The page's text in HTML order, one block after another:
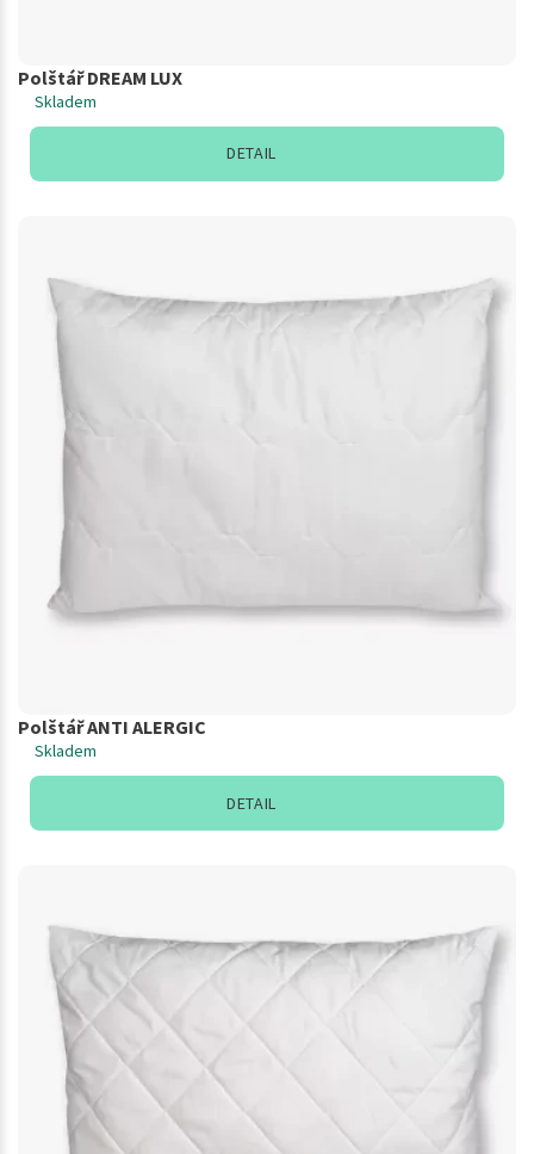
Polštář DREAM LUX
Skladem
DETAIL
Polštář ANTI ALERGIC
Skladem
DETAIL